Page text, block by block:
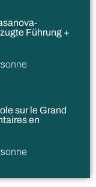
Führung +
sur le Grand
en